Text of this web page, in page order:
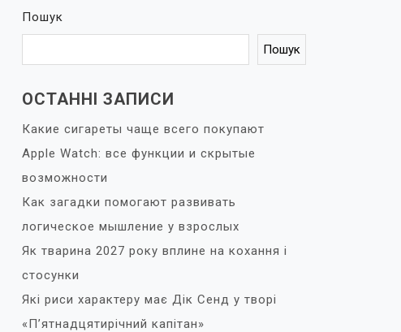
Пошук
Пошук
ОСТАННІ ЗАПИСИ
Какие сигареты чаще всего покупают
Apple Watch: все функции и скрытые
возможности
Как загадки помогают развивать
логическое мышление у взрослых
Як тварина 2027 року вплине на кохання і
стосунки
Які риси характеру має Дік Сенд у творі
«П’ятнадцятирічний капітан»